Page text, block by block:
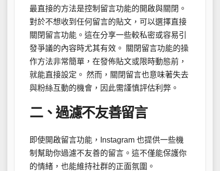
最直接的方法是控制留言功能的開啟與關閉。
對於不想收到任何留言的貼文，可以選擇直接
關閉留言功能。這在分享一些較私密或容易引
發爭議的內容時尤其有效。 關閉留言功能的操
作方法非常簡單，在發佈貼文或限時動態前，
就能直接設定。 然而，關閉留言也意味著失去
與粉絲互動的機會，因此需謹慎評估利弊。
二、過濾不友善留言
即使開啟留言功能，Instagram 也提供一些機
制幫助你過濾不友善的留言。這不僅能保護你
的情緒，也能維持社群的正面氛圍。